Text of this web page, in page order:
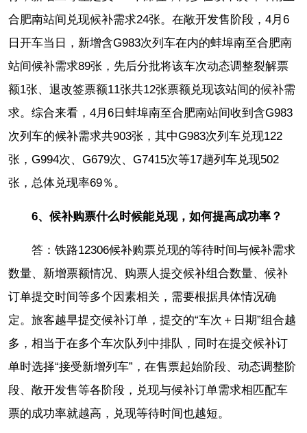
合肥南站间兑现候补需求24张。在敞开发售阶段，4月6
日开车当日，新增含G983次列车在内的蚌埠南至合肥南
站间候补需求89张，先后分批将该车次动态调整裂解票
额1张、退改签票额11张共12张票额兑现该站间的候补需
求。综合来看，4月6日蚌埠南至合肥南站间收到含G983
次列车的候补需求共903张，其中G983次列车兑现122
张，G994次、G679次、G7415次等17趟列车兑现502
张，总体兑现率69％。
6、候补购票什么时候能兑现，如何提高成功率？
答：铁路12306候补购票兑现的等待时间与候补需求
数量、新增票额情况、购票人提交候补组合数量、候补
订单提交时间等多个因素相关，需要根据具体情况确
定。旅客越早提交候补订单，提交的“车次＋日期”组合越
多，相当于在多个车次队列中排队，同时在提交候补订
单时选择“接受新增列车”，在售票起始阶段、动态调整阶
段、敞开发售等各阶段，兑现与候补订单需求相匹配车
票的成功率就越高，兑现等待时间也越短。